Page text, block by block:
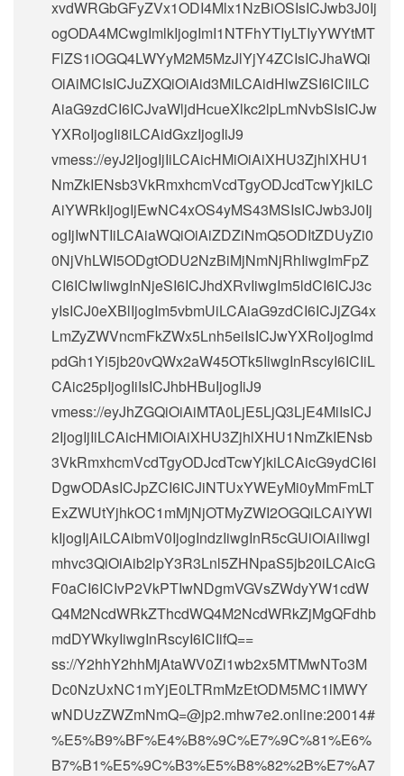
xvdWRGbGFyZVx1ODI4Mlx1NzBiOSIsICJwb3J0Ij
ogODA4MCwgImlkIjogImI1NTFhYTIyLTIyYWYtMT
FlZS1iOGQ4LWYyM2M5MzJlYjY4ZCIsICJhaWQi
OiAiMCIsICJuZXQiOiAid3MiLCAidHlwZSI6ICIiLC
AiaG9zdCI6ICJvaWljdHcueXlkc2lpLmNvbSIsICJw
YXRoIjogIi8iLCAidGxzIjogIiJ9
vmess://eyJ2IjogIjIiLCAicHMiOiAiXHU3ZjhlXHU1
NmZkIENsb3VkRmxhcmVcdTgyODJcdTcwYjkiLC
AiYWRkIjogIjEwNC4xOS4yMS43MSIsICJwb3J0Ij
ogIjIwNTIiLCAiaWQiOiAiZDZiNmQ5ODItZDUyZi0
0NjVhLWI5ODgtODU2NzBiMjNmNjRhIiwgImFpZ
CI6ICIwIiwgInNjeSI6ICJhdXRvIiwgIm5ldCI6ICJ3c
yIsICJ0eXBlIjogIm5vbmUiLCAiaG9zdCI6ICJjZG4x
LmZyZWVncmFkZWx5Lnh5eiIsICJwYXRoIjogImd
pdGh1Yi5jb20vQWx2aW45OTk5IiwgInRscyI6ICIiL
CAic25pIjogIiIsICJhbHBuIjogIiJ9
vmess://eyJhZGQiOiAiMTA0LjE5LjQ3LjE4MiIsICJ
2IjogIjIiLCAicHMiOiAiXHU3ZjhlXHU1NmZkIENsb
3VkRmxhcmVcdTgyODJcdTcwYjkiLCAicG9ydCI6I
DgwODAsICJpZCI6ICJiNTUxYWEyMi0yMmFmLT
ExZWUtYjhkOC1mMjNjOTMyZWI2OGQiLCAiYWl
kIjogIjAiLCAibmV0IjogIndzIiwgInR5cGUiOiAiIiwgI
mhvc3QiOiAib2lpY3R3Lnl5ZHNpaS5jb20iLCAicG
F0aCI6ICIvP2VkPTIwNDgmVGVsZWdyYW1cdW
Q4M2NcdWRkZThcdWQ4M2NcdWRkZjMgQFdhb
mdDYWkyIiwgInRscyI6ICIifQ==
ss://Y2hhY2hhMjAtaWV0Zi1wb2x5MTMwNTo3M
Dc0NzUxNC1mYjE0LTRmMzEtODM5MC1lMWY
wNDUzZWZmNmQ=@jp2.mhw7e2.online:20014#
%E5%B9%BF%E4%B8%9C%E7%9C%81%E6%
B7%B1%E5%9C%B3%E5%B8%82%2B%E7%A7